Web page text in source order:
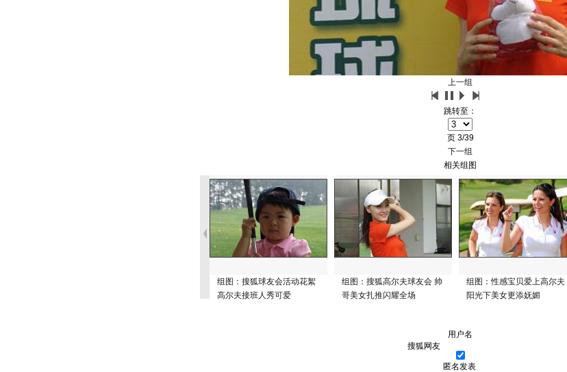
上一组
跳转至：
页 3/39
下一组
相关组图
组图：搜狐球友会活动花絮
高尔夫接班人秀可爱
组图：搜狐高尔夫球友会 帅
哥美女扎推闪耀全场
组图：性感宝贝爱上高尔夫
阳光下美女更添妩媚
用户名
匿名发表